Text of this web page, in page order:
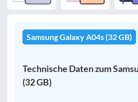
Filter zurücksetzen
Samsung Galaxy A04s (32 GB)
Technische Daten zum
(32 GB)